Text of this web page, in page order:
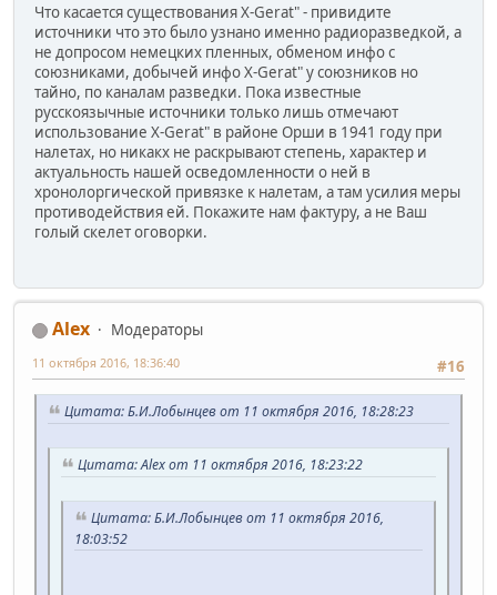
Что касается существования X-Gerat" - привидите
источники что это было узнано именно радиоразведкой, а
не допросом немецких пленных, обменом инфо с
союзниками, добычей инфо X-Gerat" у союзников но
тайно, по каналам разведки. Пока известные
русскоязычные источники только лишь отмечают
использование X-Gerat" в районе Орши в 1941 году при
налетах, но никакх не раскрывают степень, характер и
актуальность нашей осведомленности о ней в
хронолоргической привязке к налетам, а там усилия меры
противодействия ей. Покажите нам фактуру, а не Ваш
голый скелет оговорки.
Alex
Модераторы
#16
11 октября 2016, 18:36:40
Цитата: Б.И.Лобынцев от 11 октября 2016, 18:28:23
Цитата: Alex от 11 октября 2016, 18:23:22
Цитата: Б.И.Лобынцев от 11 октября 2016,
18:03:52